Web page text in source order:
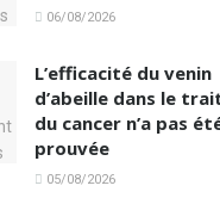
06/08/2026
L’efficacité du venin
d’abeille dans le
du cancer n’a pas
prouvée
05/08/2026